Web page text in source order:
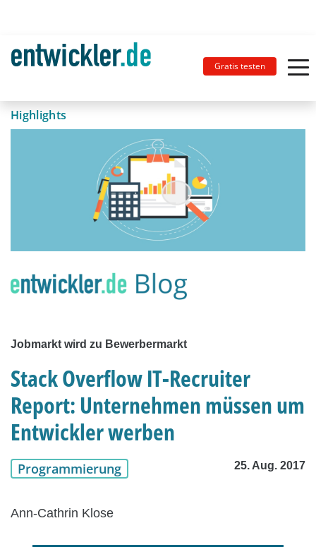
Gratis testen
Highlights
Jobmarkt wird zu Bewerbermarkt
Stack Overflow IT-Recruiter
Report: Unternehmen müssen um
Entwickler werben
Programmierung 25. Aug. 2017
Ann-Cathrin Klose